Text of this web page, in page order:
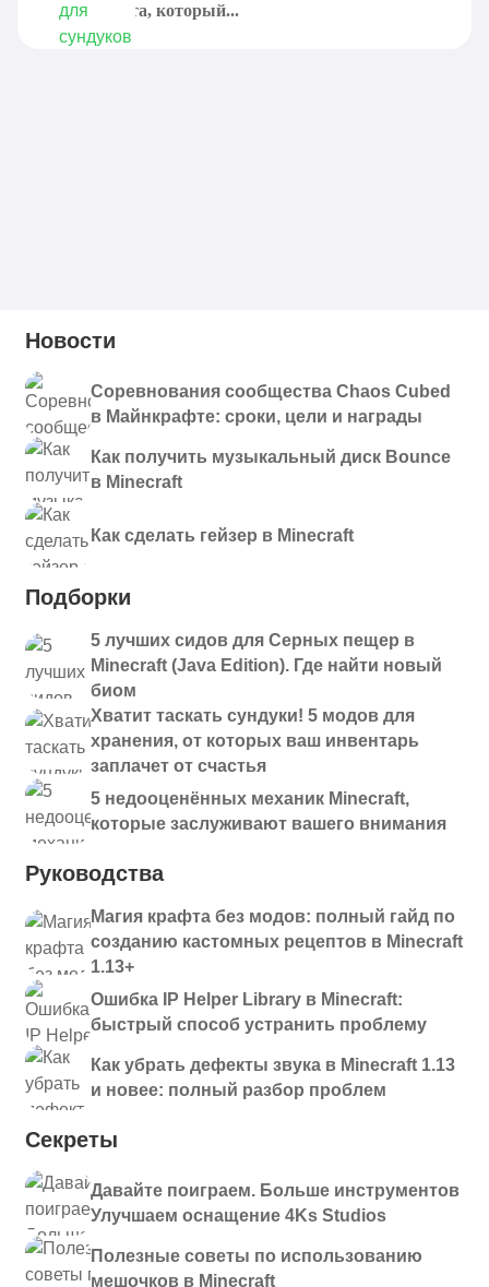
Майнкрафта, который...
Новости
Соревнования сообщества Chaos Cubed
в Майнкрафте: сроки, цели и награды
Как получить музыкальный диск Bounce
в Minecraft
Как сделать гейзер в Minecraft
Подборки
5 лучших сидов для Серных пещер в
Minecraft (Java Edition). Где найти новый
биом
Хватит таскать сундуки! 5 модов для
хранения, от которых ваш инвентарь
заплачет от счастья
5 недооценённых механик Minecraft,
которые заслуживают вашего внимания
Руководства
Магия крафта без модов: полный гайд по
созданию кастомных рецептов в Minecraft
1.13+
Ошибка IP Helper Library в Minecraft:
быстрый способ устранить проблему
Как убрать дефекты звука в Minecraft 1.13
и новее: полный разбор проблем
Секреты
Давайте поиграем. Больше инструментов
Улучшаем оснащение 4Ks Studios
Полезные советы по использованию
мешочков в Minecraft